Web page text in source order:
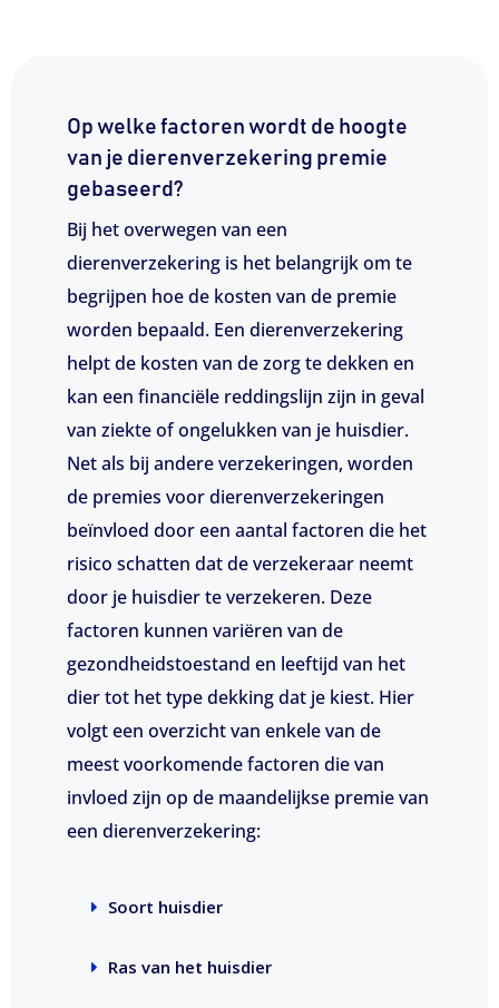
Op welke factoren wordt de hoogte
van je dierenverzekering premie
gebaseerd?
Bij het overwegen van een
dierenverzekering is het belangrijk om te
begrijpen hoe de kosten van de premie
worden bepaald. Een dierenverzekering
helpt de kosten van de zorg te dekken en
kan een financiële reddingslijn zijn in geval
van ziekte of ongelukken van je huisdier.
Net als bij andere verzekeringen, worden
de premies voor dierenverzekeringen
beïnvloed door een aantal factoren die het
risico schatten dat de verzekeraar neemt
door je huisdier te verzekeren. Deze
factoren kunnen variëren van de
gezondheidstoestand en leeftijd van het
dier tot het type dekking dat je kiest. Hier
volgt een overzicht van enkele van de
meest voorkomende factoren die van
invloed zijn op de maandelijkse premie van
een dierenverzekering:
Soort huisdier
Ras van het huisdier